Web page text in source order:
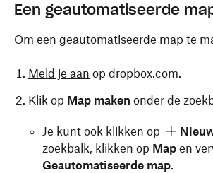
Een geautomatiseerde
Om een geautomatiseerde map te
Meld je aan op dropbox.com.
Klik op Map maken onder de
Je kunt ook klikken op
zoekbalk, klikken op Map en
Geautomatiseerde map.